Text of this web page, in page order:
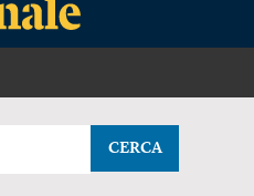
CERCA